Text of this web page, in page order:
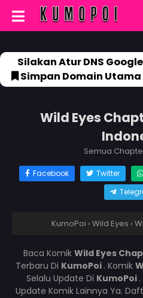
Silakan Atur DNS
Simpan Domain Utama
Wild Eyes
Semua
Facebook Twitter
KumoPoi › Wild Eyes ›
Baca Komik Wild Eyes
Terbaru Di KumoPoi . Komik
Selalu Update Di KumoPoi
Update Komik Lainnya Ya.